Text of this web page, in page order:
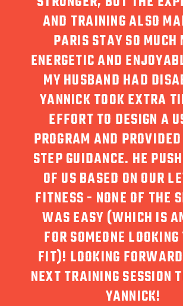
AND TRAINING ALSO
PARIS STAY SO MUCH
ENERGETIC AND
MY HUSBAND HAD
YANNICK TOOK EXTRA
EFFORT TO DESIGN A
PROGRAM AND
STEP GUIDANCE. HE
OF US BASED ON OUR
FITNESS - NONE OF THE
WAS EASY (WHICH IS
FOR SOMEONE
FIT)! LOOKING
NEXT TRAINING SESSION
YANNICK!